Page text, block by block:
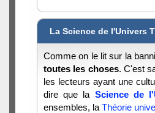
La Science de l'Univers
Comme on le lit sur la
toutes les choses. C'est
les lecteurs ayant une
dire que la Science de
ensembles, la Théorie